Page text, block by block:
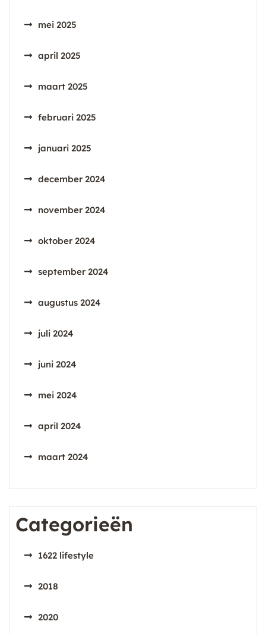
mei 2025
april 2025
maart 2025
februari 2025
januari 2025
december 2024
november 2024
oktober 2024
september 2024
augustus 2024
juli 2024
juni 2024
mei 2024
april 2024
maart 2024
Categorieën
1622 lifestyle
2018
2020